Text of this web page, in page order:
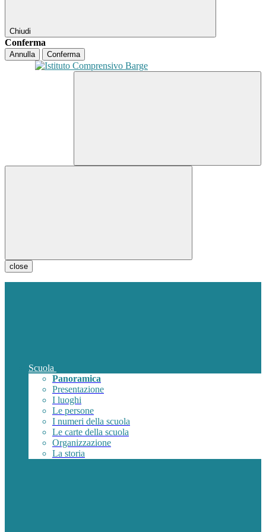
Chiudi
Conferma
Annulla Conferma
close
Scuola
Panoramica
Presentazione
I luoghi
Le persone
I numeri della scuola
Le carte della scuola
Organizzazione
La storia